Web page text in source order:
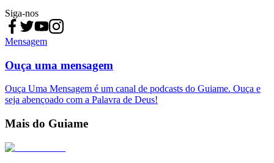
Siga-nos
Mensagem
Ouça uma mensagem
Ouça Uma Mensagem é um canal de podcasts do Guiame. Ouça e
seja abençoado com a Palavra de Deus!
Mais do Guiame